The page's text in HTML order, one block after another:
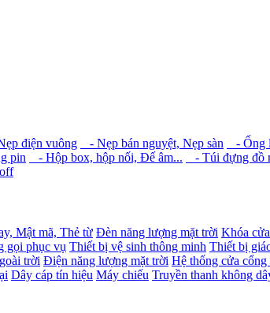
điện vuông - Nẹp bán nguyệt, Nẹp sàn - Ống
pin - Hộp box, hộp nối, Đế âm... - Túi đựng đồ
Mật mã, Thẻ từ Đèn năng lượng mặt trời Khóa
gọi phục vụ Thiết bị vệ sinh thông minh Thiết bị
trời Điện năng lượng mặt trời Hệ thống cửa
Dây cáp tín hiệu Máy chiếu Truyền thanh không